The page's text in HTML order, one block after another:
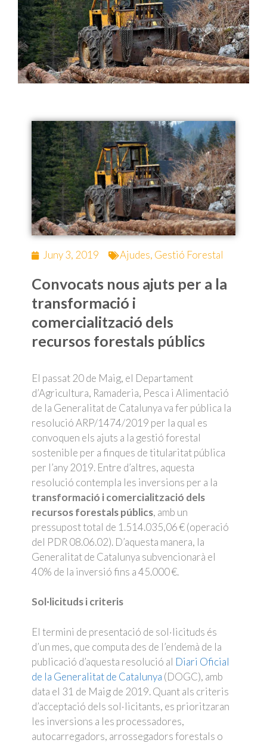
Juny 3, 2019 Ajudes, Gestió Forestal
Convocats nous ajuts per a la
transformació i
comercialització dels
recursos forestals públics
El passat 20 de Maig, el Departament
d’Agricultura, Ramaderia, Pesca i Alimentació
de la Generalitat de Catalunya va fer pública la
resolució ARP/1474/2019 per la qual es
convoquen els ajuts a la gestió forestal
sostenible per a finques de titularitat pública
per l’any 2019. Entre d’altres, aquesta
resolució contempla les inversions per a la
transformació i comercialització dels
recursos forestals públics, amb un
pressupost total de 1.514.035,06 € (operació
del PDR 08.06.02). D’aquesta manera, la
Generalitat de Catalunya subvencionarà el
40% de la inversió fins a 45.000 €.
Sol·licituds i criteris
El termini de presentació de sol·licituds és
d’un mes, que computa des de l’endemà de la
publicació d’aquesta resolució al Diari Oficial
de la Generalitat de Catalunya (DOGC), amb
data el 31 de Maig de 2019. Quant als criteris
d’acceptació dels sol·licitants, es prioritzaran
les inversions a les processadores,
autocarregadors, arrossegadors forestals o